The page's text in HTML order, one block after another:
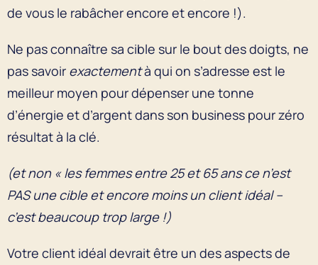
de vous le rabâcher encore et encore !).
Ne pas connaître sa cible sur le bout des doigts, ne
pas savoir exactementà qui on s’adresse est le
meilleur moyen pour dépenser une tonne
d’énergie et d’argent dans son business pour zéro
résultat à la clé.
(et non « les femmes entre 25 et 65 ans ce n’est
PAS une cible et encore moins un client idéal –
c’est beaucoup trop large !)
Votre client idéal devrait être un des aspects de